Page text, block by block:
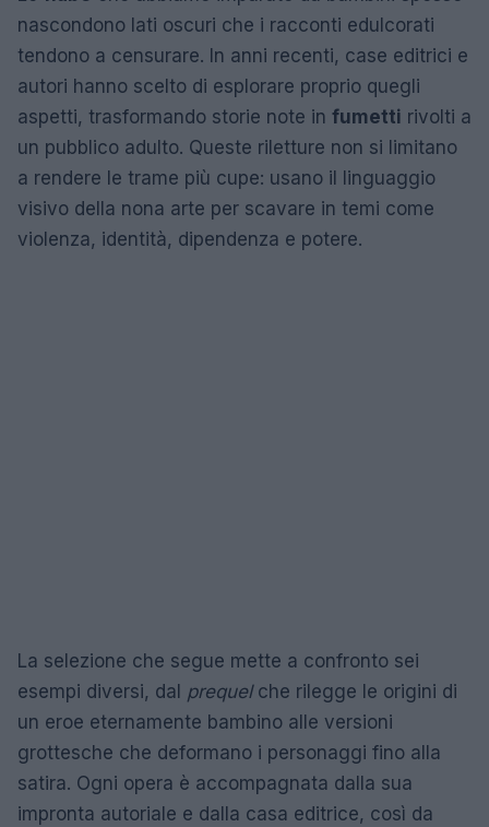
nascondono lati oscuri che i racconti edulcorati
tendono a censurare. In anni recenti, case editrici e
autori hanno scelto di esplorare proprio quegli
aspetti, trasformando storie note in fumetti rivolti a
un pubblico adulto. Queste riletture non si limitano
a rendere le trame più cupe: usano il linguaggio
visivo della nona arte per scavare in temi come
violenza, identità, dipendenza e potere.
La selezione che segue mette a confronto sei
esempi diversi, dal prequelche rilegge le origini di
un eroe eternamente bambino alle versioni
grottesche che deformano i personaggi fino alla
satira. Ogni opera è accompagnata dalla sua
impronta autoriale e dalla casa editrice, così da